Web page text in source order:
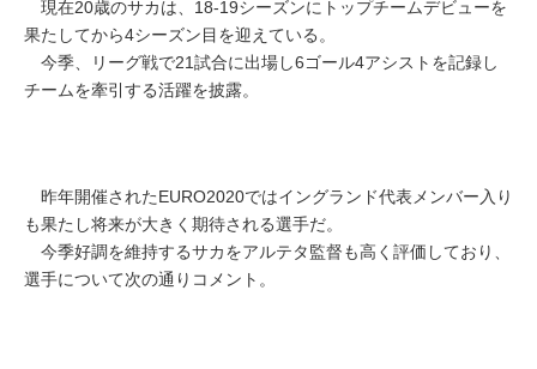
現在20歳のサカは、18-19シーズンにトップチームデビューを
果たしてから4シーズン目を迎えている。
今季、リーグ戦で21試合に出場し6ゴール4アシストを記録し
チームを牽引する活躍を披露。
昨年開催されたEURO2020ではイングランド代表メンバー入り
も果たし将来が大きく期待される選手だ。
今季好調を維持するサカをアルテタ監督も高く評価しており、
選手について次の通りコメント。